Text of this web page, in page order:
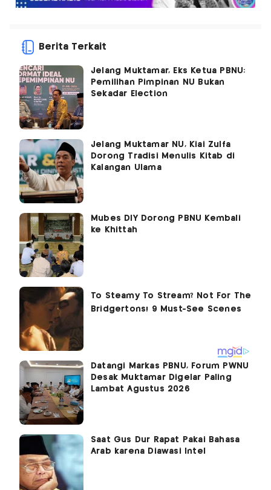
Berita Terkait
Jelang Muktamar, Eks Ketua PBNU:
Pemilihan Pimpinan NU Bukan
Sekadar Election
Jelang Muktamar NU, Kiai Zulfa
Dorong Tradisi Menulis Kitab di
Kalangan Ulama
Mubes DIY Dorong PBNU Kembali
ke Khittah
Datangi Markas PBNU, Forum PWNU
Desak Muktamar Digelar Paling
Lambat Agustus 2026
Saat Gus Dur Rapat Pakai Bahasa
Arab karena Diawasi Intel